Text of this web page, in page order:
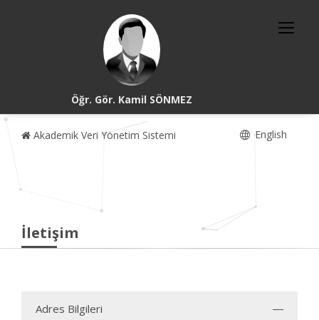
Öğr. Gör. Kamil SÖNMEZ
Akademik Veri Yönetim Sistemi English
İletişim
Adres Bilgileri